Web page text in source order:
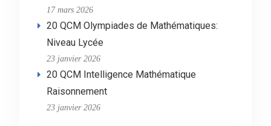
17 mars 2026
20 QCM Olympiades de Mathématiques:
Niveau Lycée
23 janvier 2026
20 QCM Intelligence Mathématique
Raisonnement
23 janvier 2026